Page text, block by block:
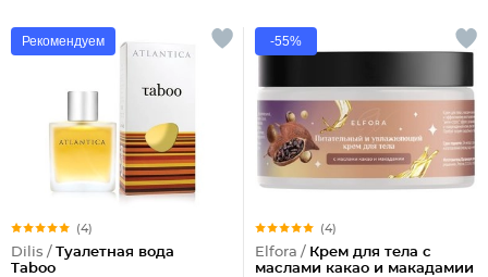
Рекомендуем
(4)
Dilis / Туалетная вода
Taboo
-55%
(4)
Elfora / Крем для тела с
маслами какао и макадамии